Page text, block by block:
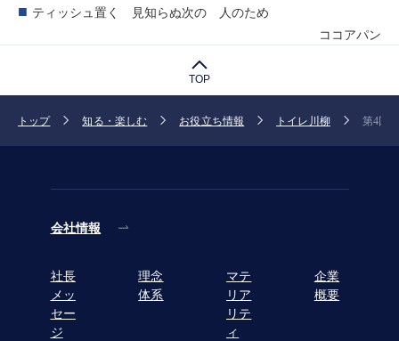
TOP
トップ 知る・楽しむ お役立ち情報 トイレ川柳 第4回
会社情報
社長
メッ
セー
ジ
理念
体系
マテ
リア
リテ
ィ
企業
概要